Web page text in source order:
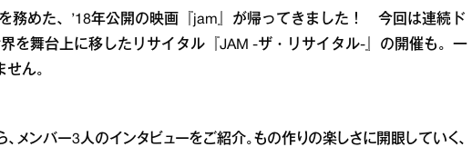
務めた、’18年公開の映画『jam』が帰ってきました！ 今回は連続ド
を舞台上に移したリサイタル『JAM -ザ・リサイタル-』の開催も。一
ん。
メンバー3人のインタビューをご紹介。もの作りの楽しさに開眼していく、